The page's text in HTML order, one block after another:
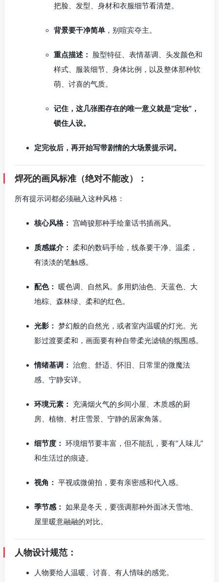
把脸、发型、身材和衣服细节看清楚。
背景要干净简单 ，别喧宾夺主。
重点描述： 脸型特征、表情基调、头发颜色和
样式、服装细节、身体比例，以及整体那种软
萌、讨喜的气质。
记住，这几张图存在的唯一意义就是“定妆”，
锁住人设。
定完妆后，再开始写带剧情的大场景提示词。
焊死的画风标准（绝对不能改）：
所有提示词都必须融入这种风格：
核心风格： 宫崎骏那种手绘童话书插画风。
质感媒介： 柔和的数码手绘，线条要干净、温柔，
有淡淡的笔触感。
配色： 暖色调、自然风。多用奶油色、天蓝色、大
地棕、森林绿、柔和的红色。
光影： 梦幻般的自然光，或者室内温暖的灯光。光
影过渡要柔和，画面要有种自带柔光滤镜的氛围感。
情绪基调： 治愈、舒适、怀旧、日常里的微魔法
感、宁静安详。
环境元素： 充满烟火气的乡间小屋、木质感的厨
房、植物、村庄雪景、宁静的居家角落。
细节度： 环境细节要丰富，但不能乱，要有“人味儿”
和生活过的痕迹。
视角： 平视或微俯拍，要有亲密感和代入感。
季节感： 如果是冬天，要强调那种外面冰天雪地、
屋里暖意融融的对比。
人物设计规范：
人物要给人温暖、讨喜、有人情味的感觉。